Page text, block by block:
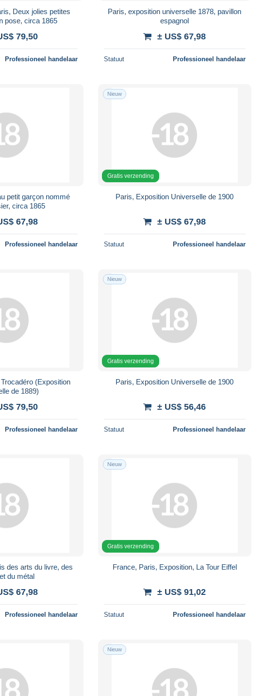
Deux jolies petites
pose, circa 1865
79,50
Professioneel handelaar
Paris, exposition universelle 1878, pavillon
espagnol
± US$ 67,98
Statuut Professioneel handelaar
petit garçon nommé
circa 1865
67,98
Professioneel handelaar
Nieuw
Gratis verzending
Paris, Exposition Universelle de 1900
± US$ 67,98
Statuut Professioneel handelaar
(Exposition
de 1889)
79,50
Professioneel handelaar
Nieuw
Gratis verzending
Paris, Exposition Universelle de 1900
± US$ 56,46
Statuut Professioneel handelaar
des arts du livre, des
du métal
67,98
Professioneel handelaar
Nieuw
Gratis verzending
France, Paris, Exposition, La Tour Eiffel
± US$ 91,02
Statuut Professioneel handelaar
Nieuw